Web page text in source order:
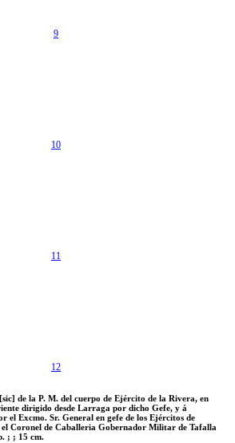
9
10
11
12
de la P. M. del cuerpo de Ejército de la Rivera, en
dirigido desde Larraga por dicho Gefe, y á
el Excmo. Sr. General en gefe de los Ejércitos de
el Coronel de Caballeria Gobernador Militar de Tafalla
; ; 15 cm.